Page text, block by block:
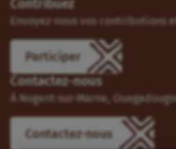
Contribuez
Envoyez-nous vos contributions
Participer
Contactez-nous
À Nogent-sur-Marne,
Contactez-nous